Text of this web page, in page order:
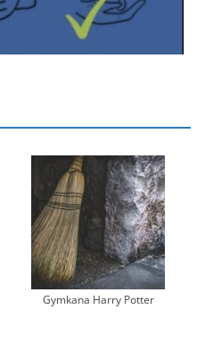
Gymkana Harry Potter